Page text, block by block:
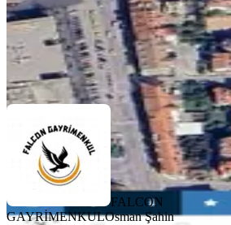
FALCON GAYRİMENKULOsman Şahin
Ara
FALCON
GAYRİMENKULOsman Şahin